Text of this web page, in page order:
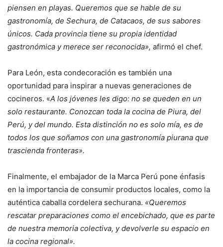
piensen en playas. Queremos que se hable de su
gastronomía, de Sechura, de Catacaos, de sus sabores
únicos. Cada provincia tiene su propia identidad
gastronómica y merece ser reconocida», afirmó el chef.
Para León, esta condecoración es también una
oportunidad para inspirar a nuevas generaciones de
cocineros. «A los jóvenes les digo: no se queden en un
solo restaurante. Conozcan toda la cocina de Piura, del
Perú, y del mundo. Esta distinción no es solo mía, es de
todos los que soñamos con una gastronomía piurana que
trascienda fronteras».
Finalmente, el embajador de la Marca Perú pone énfasis
en la importancia de consumir productos locales, como la
auténtica caballa cordelera sechurana. «Queremos
rescatar preparaciones como el encebichado, que es parte
de nuestra memoria colectiva, y devolverle su espacio en
la cocina regional».